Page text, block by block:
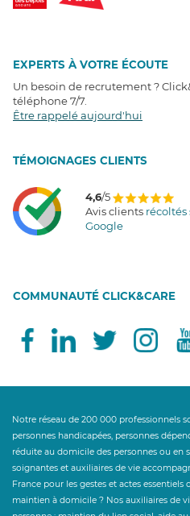
EXPERTS À VOTRE ÉCOUTE
Un besoin de recrutement ?
téléphone 7/7
Être rappelé aujourd'hui
TÉMOIGNAGES CLIENTS
4,6/5
Avis clients récoltés
Google
COMMUNAUTÉ CLICK&CARE
Notre réseau de 200 000 professionnels
personnes handicapées, personnes
réduite au domicile des personnes ou en
soignantes et auxiliaires de vie
France pour les gestes et actes
maintien à domicile ? Nos auxiliaires de